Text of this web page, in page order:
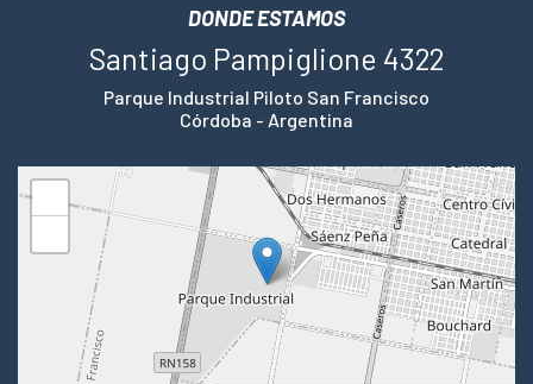
DONDE ESTAMOS
Santiago Pampiglione 4322
Parque Industrial Piloto San Francisco
Córdoba - Argentina